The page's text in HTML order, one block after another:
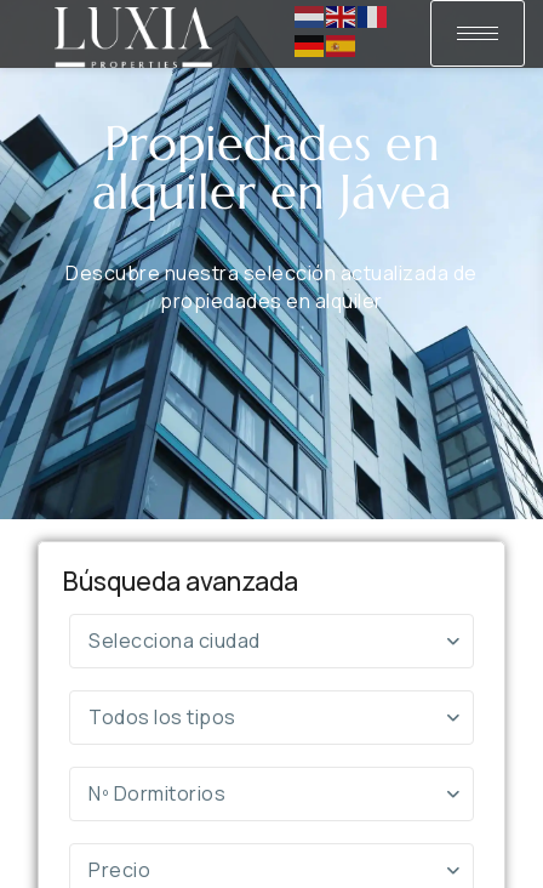
Propiedades en
alquiler en Jávea
Descubre nuestra selección actualizada de
propiedades en alquiler​​
Búsqueda avanzada
Selecciona ciudad
Todos los tipos
Nº Dormitorios
Precio